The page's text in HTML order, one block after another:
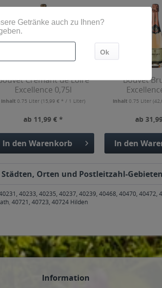
Crémant de Loire
Excellence 0,75l
Inhalt0.75 Liter(15,99 € * / 1 Liter)
ab 11,99 € *
In den Warenkorb
Bouvet
Inhalt0.75 Liter
ab
In den
Orten und Postleitzahl-
40233, 40235, 40237, 40239, 40468, 40470,
, 40721, 40723, 40724 Hilden
Information